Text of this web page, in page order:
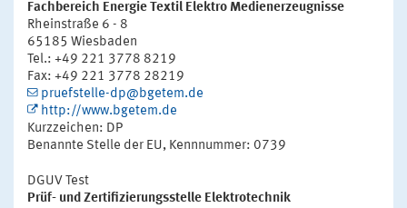
Fachbereich Energie Textil Elektro Medienerzeugnisse
Rheinstraße 6 - 8
65185 Wiesbaden
Tel.: +49 221 3778 8219
Fax: +49 221 3778 28219
pruefstelle-dp@bgetem.de
http://www.bgetem.de
Kurzzeichen: DP
Benannte Stelle der EU, Kennnummer: 0739
DGUV Test
Prüf- und Zertifizierungsstelle Elektrotechnik